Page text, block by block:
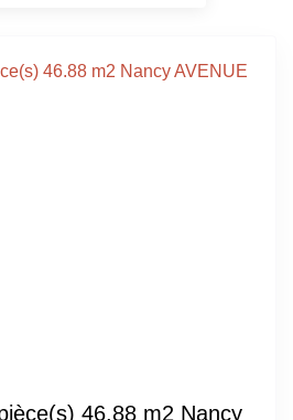
46.88 m2 Nancy